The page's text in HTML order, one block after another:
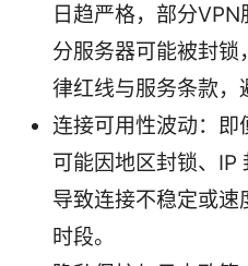
日趋严格，部分
分服务器可能被封锁
律红线与服务条款，
连接可用性波动：即
可能因地区封锁、IP
导致连接不稳定或速
时段。